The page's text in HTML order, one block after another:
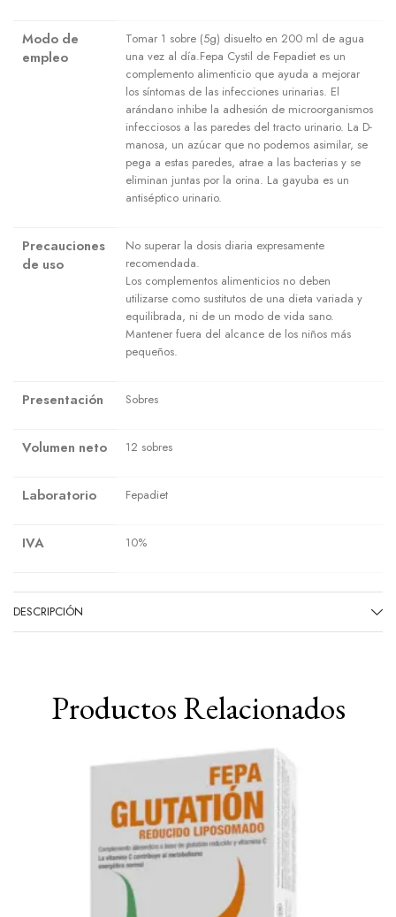
Modo de
empleo
Tomar 1 sobre (5g) disuelto en 200 ml de agua
una vez al día.Fepa Cystil de Fepadiet es un
complemento alimenticio que ayuda a mejorar
los síntomas de las infecciones urinarias. El
arándano inhibe la adhesión de microorganismos
infecciosos a las paredes del tracto urinario. La D-
manosa, un azúcar que no podemos asimilar, se
pega a estas paredes, atrae a las bacterias y se
eliminan juntas por la orina. La gayuba es un
antiséptico urinario.
Precauciones
de uso
No superar la dosis diaria expresamente
recomendada.
Los complementos alimenticios no deben
utilizarse como sustitutos de una dieta variada y
equilibrada, ni de un modo de vida sano.
Mantener fuera del alcance de los niños más
pequeños.
Presentación Sobres
Volumen neto 12 sobres
Laboratorio Fepadiet
IVA 10%
DESCRIPCIÓN
Productos Relacionados